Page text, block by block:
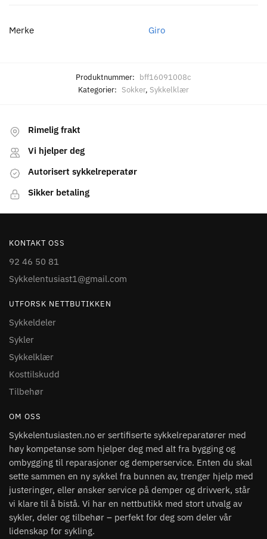
Merke Giro
Produktnummer: bff16091008c
Kategorier: Sokker, Sykkelklær
Rimelig frakt
Vi hjelper deg
Autorisert sykkelreperatør
Sikker betaling
KONTAKT OSS
92 46 50 81
Sykkelentusiast1@gmail.com
UTFORSK NETTBUTIKKEN
Sykkeldeler
Sykler
Sykkelklær
Kosttilskudd
Tilbehør
OM OSS
Sykkelentusiasten.no er sertifiserte sykkelreparatører med
høy kompetanse som hjelper deg med alt fra bygging og
ombygging til reparasjoner og demperservice. Enten du skal
sette sammen en ny sykkel fra bunnen av, trenger hjelp med
justeringer, eller ønsker service på demper og drivverk, står
vi klare til å bistå. Vi har en nettbutikk med stort utvalg av
sykler, deler og tilbehør – perfekt for deg som deler vår
lidenskap for sykling.